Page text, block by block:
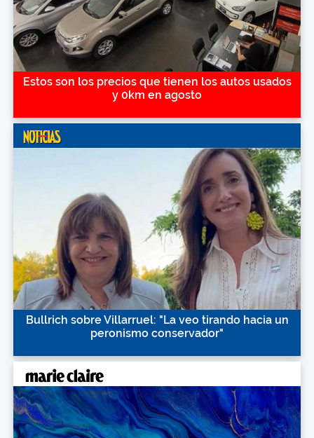
Estos son los precios que tienen los autos usados
y 0km en agosto
Bullrich sobre Villarruel: "La veo tirando hacia un
peronismo conservador"